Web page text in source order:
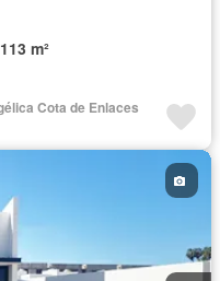
113 m²
Cota de Enlaces